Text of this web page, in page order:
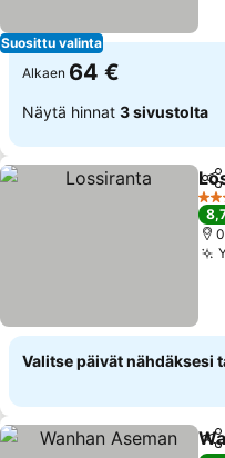
Suosittu valinta
Alkaen 64 €
Näytä hinnat 3 sivustolta
Jaa
3
Valitse päivät nähdäksesi
Jaa